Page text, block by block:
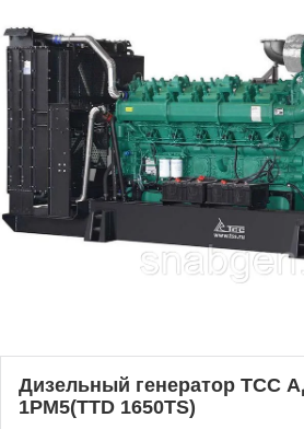
Дизельный генератор ТСС
1РМ5(TTD 1650TS)